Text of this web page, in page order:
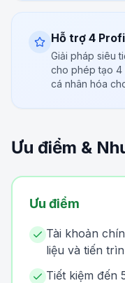
Hỗ trợ 4
Giải pháp siêu
cho phép tạo 4
cá nhân hóa
Ưu điểm &
Ưu điểm
Tài khoản
liệu và tiến
Tiết kiệm đến